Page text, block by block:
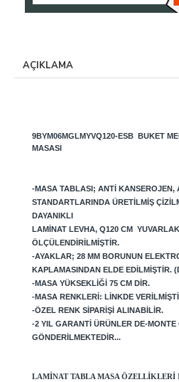
AÇIKLAMA
9BYM06MGLMYVQ120-ESB BUKET
MASASI
-MASA TABLASI; ANTI KANSEROJEN,
STANDARTLARINDA ÜRETILMIŞ
DAYANIKLI
LAMINAT LEVHA, Q120 CM
ÖLÇÜLENDIRILMIŞTIR.
-AYAKLAR; 28 MM BORUNUN
KAPLAMASINDAN ELDE EDILMIŞTIR.
-MASA YÜKSEKLIĞI 75 CM DIR.
-MASA RENKLERI: LINKDE
-ÖZEL RENK SIPARIŞI ALINABILIR.
-2 YIL GARANTI ÜRÜNLER DE-
GÖNDERILMEKTEDIR...
LAMINAT TABLA MASA ÖZELLIKLERI